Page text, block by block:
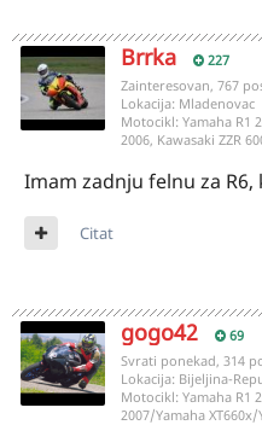
Brrka 227
Zainteresovan, 767
Lokacija: Mladenovac
Motocikl: Yamaha R1
2006, Kawasaki ZZR
Imam zadnju felnu za R6,
Citat
gogo42 69
Svrati ponekad, 314
Lokacija: Bijeljina-
Motocikl: Yamaha R1
2007/Yamaha